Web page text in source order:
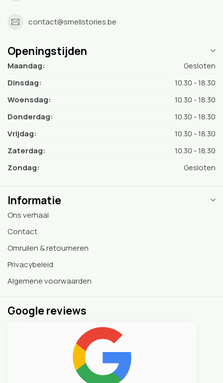
contact@smellstories.be
Openingstijden
Maandag:
Gesloten
Dinsdag:
10.30 - 18.30
Woensdag:
10.30 - 18.30
Donderdag:
10.30 - 18.30
Vrijdag:
10.30 - 18.30
Zaterdag:
10.30 - 18.30
Zondag:
Gesloten
Informatie
Ons verhaal
Contact
Omruilen & retourneren
Privacybeleid
Algemene voorwaarden
Google reviews